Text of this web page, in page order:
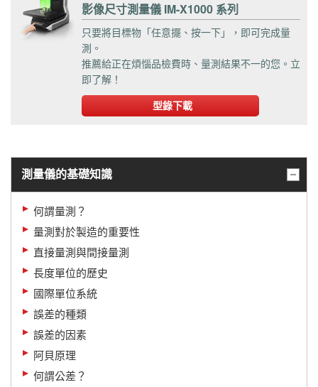
影像尺寸測量儀 IM-X1000 系列
只要將目標物「任意擺、按一下」，即可完成量
測。
推薦給正在煩惱品檢費時、量測結果不一的您。立
即了解！
型錄下載
測量儀的基礎知識
何謂量測？
量測對於製造的重要性
直接量測與間接量測
長度單位的歷史
國際單位系統
誤差的種類
誤差的因素
阿貝原理
何謂公差？